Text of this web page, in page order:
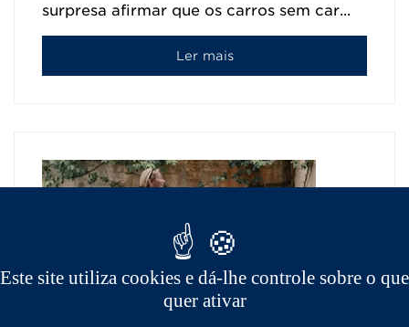
surpresa afirmar que os carros sem car...
Ler mais
Este site utiliza cookies e dá-lhe controle sobre o que
quer ativar